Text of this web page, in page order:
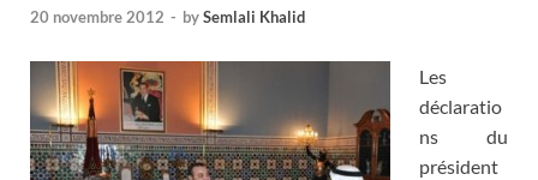
20 novembre 2012 - bySemlali Khalid
Les
déclaratio
ns du
président